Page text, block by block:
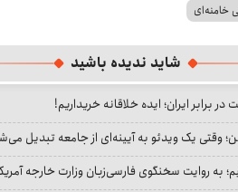
خامنه‌ای
شاید ندیده باشید
برابر ایران؛ ایده خلاقانه خریداریم!
وقتی یک ویدئو به آیینه‌ای از جامعه تبدیل
به روایت سخنگوی فارسی‌زبان وزارت خارجه